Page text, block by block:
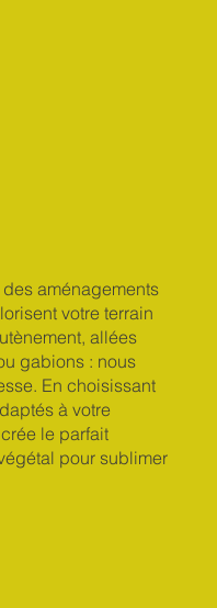
aménagements
votre terrain
allées
gabions : nous
En choisissant
à votre
le parfait
pour sublimer